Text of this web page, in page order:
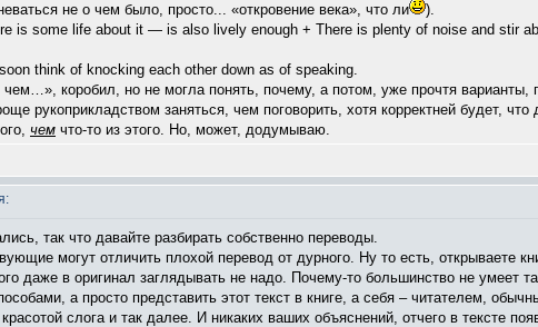
не о чем было, просто... «откровение века», что ли
).
is some life about it — is also lively enough + There is plenty of noise and stir
think of knocking each other down as of speaking.
коробил, но не могла понять, почему, а потом, уже прочтя варианты,
рукоприкладством заняться, чем поговорить, хотя корректней будет,
чем что-то из этого. Но, может, додумываю.
так что давайте разбирать собственно переводы.
могут отличить плохой перевод от дурного. Ну то есть, открываете
даже в оригинал заглядывать не надо. Почему-то большинство не умеет
а просто представить этот текст в книге, а себя – читателем,
слога и так далее. И никаких ваших объяснений, отчего в тексте